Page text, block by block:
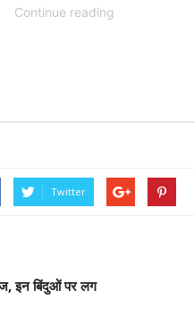
Twitter
इन बिंदुओं पर लग